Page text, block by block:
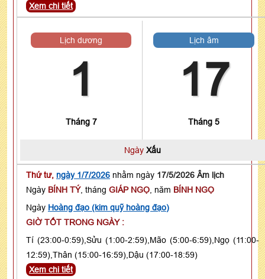
Xem chi tiết
Lịch dương
1
Tháng 7
Lịch âm
17
Tháng 5
Ngày Xấu
Thứ tư, ngày 1/7/2026 nhằm ngày 17/5/2026 Âm lịch
Ngày BÍNH TÝ, tháng GIÁP NGỌ , năm BÍNH NGỌ
Ngày Hoàng đạo (kim quỹ hoàng đạo)
GIỜ TỐT TRONG NGÀY :
Tí (23:00-0:59),Sửu (1:00-2:59),Mão (5:00-6:59),Ngọ (11:00-
12:59),Thân (15:00-16:59),Dậu (17:00-18:59)
Xem chi tiết